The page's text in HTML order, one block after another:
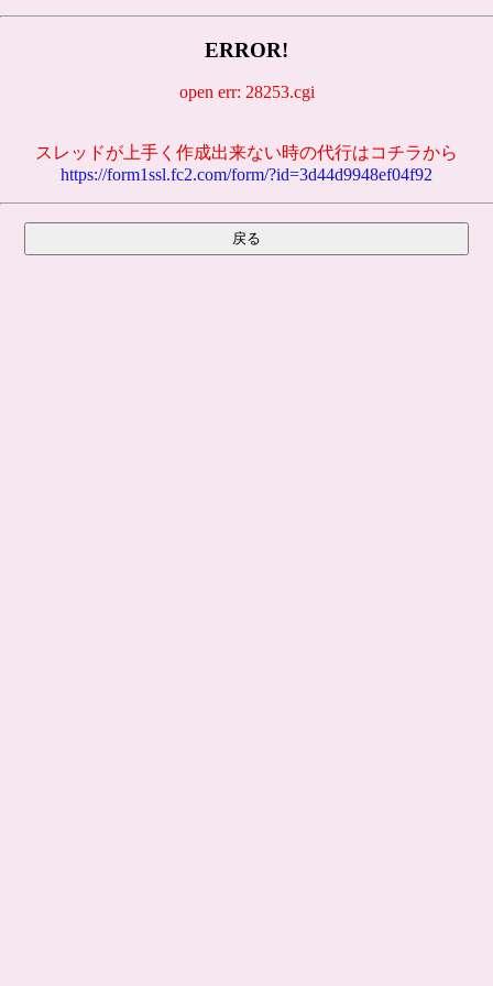
ERROR!
open err: 28253.cgi
スレッドが上手く作成出来ない時の代行はコチラから
https://form1ssl.fc2.com/form/?id=3d44d9948ef04f92